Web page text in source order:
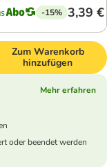
-15% 3,39 €
Zum Warenkorb
hinzufügen
Mehr erfahren
oder beendet werden